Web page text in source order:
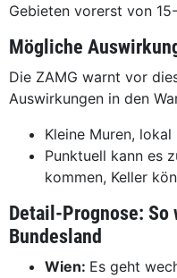
Gebieten vorerst von
Mögliche
Die ZAMG warnt vor
Auswirkungen in den
Kleine Muren,
Punktuell kann es
kommen, Keller
Detail-Prognose: So
Bundesland
Wien: Es geht